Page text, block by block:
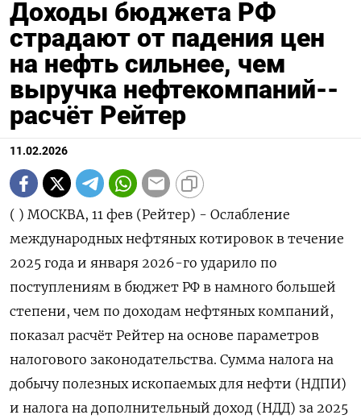
Доходы бюджета РФ
страдают от падения цен
на нефть сильнее, чем
выручка нефтекомпаний--
расчёт Рейтер
11.02.2026
( ) МОСКВА, 11 фев (Рейтер) - Ослабление
международных нефтяных котировок в течение
2025 года и января 2026-го ударило по
поступлениям в бюджет РФ в намного большей
степени, чем по доходам нефтяных компаний,
показал расчёт Рейтер на основе параметров
налогового законодательства. Сумма налога на
добычу полезных ископаемых для нефти (НДПИ)
и налога на дополнительный доход (НДД) за 2025